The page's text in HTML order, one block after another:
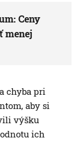
Ceny
menej
chyba pri
aby si
výšku
ich